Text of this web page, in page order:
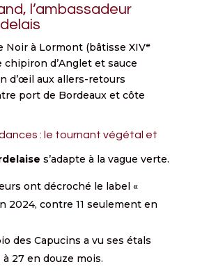
l’ambassadeur
Noir à Lormont (bâtisse XIVᵉ
chipiron d’Anglet et sauce
d’œil aux allers-retours
port de Bordeaux et côte
: le tournant végétal et
s’adapte à la vague verte.
ont décroché le label «
2024, contre 11 seulement en
des Capucins a vu ses étals
à 27 en douze mois.